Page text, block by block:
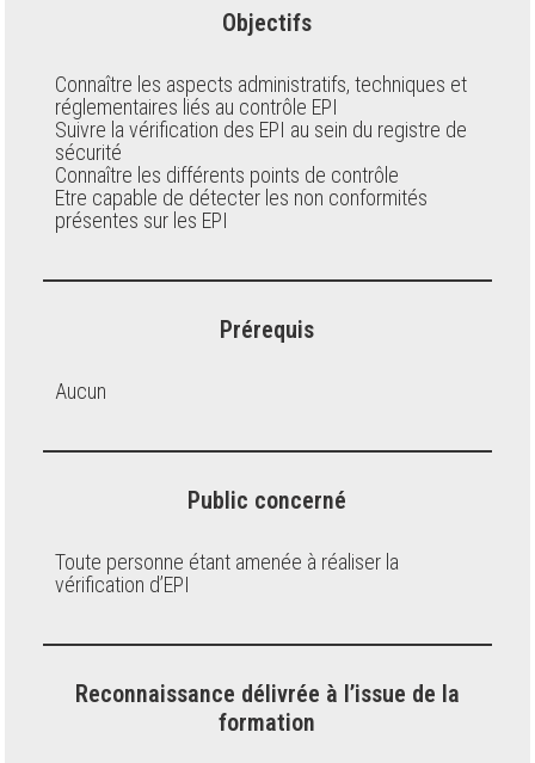
Objectifs
Connaître les aspects administratifs, techniques et
réglementaires liés au contrôle EPI
Suivre la vérification des EPI au sein du registre de
sécurité
Connaître les différents points de contrôle
Etre capable de détecter les non conformités
présentes sur les EPI
Prérequis
Aucun
Public concerné
Toute personne étant amenée à réaliser la
vérification d’EPI
Reconnaissance délivrée à l’issue de la
formation